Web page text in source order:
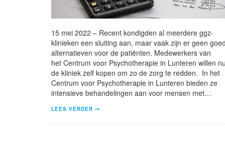
15 mei 2022 – Recent kondigden al meerdere ggz-
klinieken een sluiting aan, maar vaak zijn er geen
alternatieven voor de patiënten. Medewerkers van
het Centrum voor Psychotherapie in Lunteren willen
de kliniek zelf kopen om zo de zorg te redden. In het
Centrum voor Psychotherapie in Lunteren bieden ze
intensieve behandelingen aan voor mensen met…
LEES VERDER